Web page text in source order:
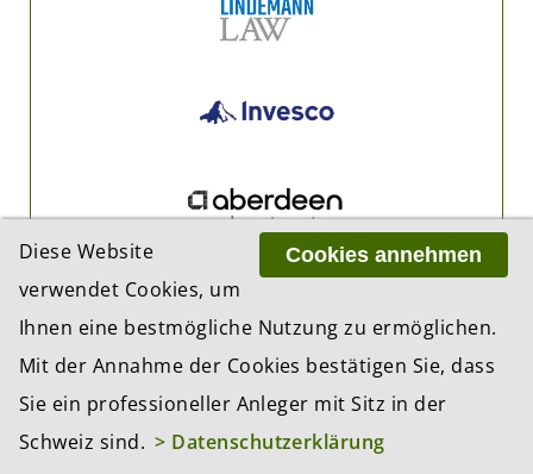
Cookies annehmen
Diese Website
verwendet Cookies, um
Ihnen eine bestmögliche Nutzung zu ermöglichen.
Mit der Annahme der Cookies bestätigen Sie, dass
Sie ein professioneller Anleger mit Sitz in der
Schweiz sind. > Datenschutzerklärung